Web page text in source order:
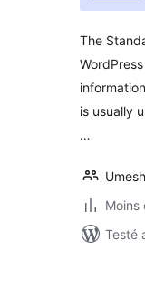
The
is usually
…
Moins
Testé